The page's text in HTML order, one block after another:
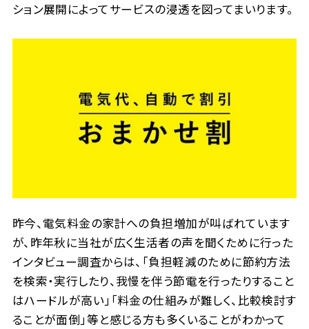
ション展開によってサービスの浸透を図ってまいります。
昨今、電気料金の家計への負担増加が叫ばれています
が、昨年秋に当社が広く生活者の声を聞くために行った
インタビュー調査からは、「負担軽減のために節約方法
を検索・実行したり、我慢を伴う節電を行ったりすること
はハードルが高い」「料金の仕組みが難しく、比較検討す
ることが面倒」等と感じる方も多くいることがわかって